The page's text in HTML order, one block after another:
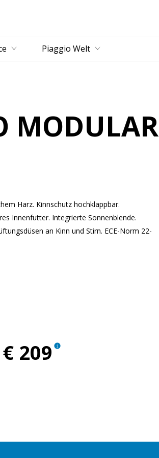
Piaggio Welt
MODULAR
Harz. Kinnschutz hochklappbar.
Innenfutter. Integrierte Sonnenblende.
an Kinn und Stirn. ECE-Norm 22-
€ 209